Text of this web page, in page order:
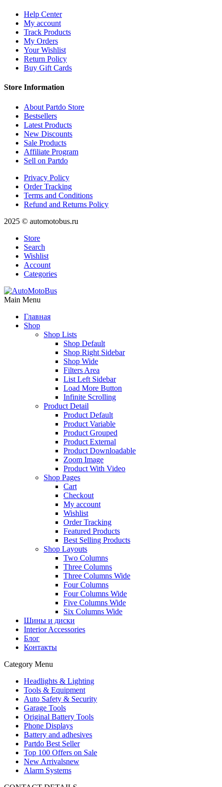
Help Center
My account
Track Products
My Orders
Your Wishlist
Return Policy
Buy Gift Cards
Store Information
About Partdo Store
Bestsellers
Latest Products
New Discounts
Sale Products
Affiliate Program
Sell on Partdo
Privacy Policy
Order Tracking
Terms and Conditions
Refund and Returns Policy
2025 © automotobus.ru
Store
Search
Wishlist
Account
Categories
Main Menu
Главная
Shop
Shop Lists
Shop Default
Shop Right Sidebar
Shop Wide
Filters Area
List Left Sidebar
Load More Button
Infinite Scrolling
Product Detail
Product Default
Product Variable
Product Grouped
Product External
Product Downloadable
Zoom Image
Product With Video
Shop Pages
Cart
Checkout
My account
Wishlist
Order Tracking
Featured Products
Best Selling Products
Shop Layouts
Two Columns
Three Columns
Three Columns Wide
Four Columns
Four Columns Wide
Five Columns Wide
Six Columns Wide
Шины и диски
Interior Accessories
Блог
Контакты
Category Menu
Headlights & Lighting
Tools & Equipment
Auto Safety & Security
Garage Tools
Original Battery Tools
Phone Displays
Battery and adhesives
Partdo Best Seller
Top 100 Offers on Sale
New Arrivalsnew
Alarm Systems